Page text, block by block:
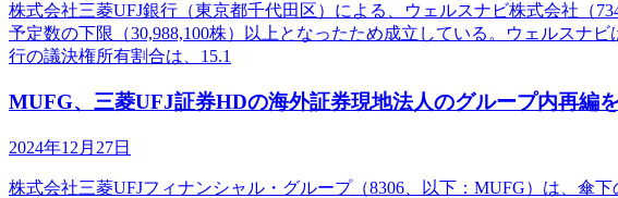
株式会社三菱UFJ銀行（東京都千代田区）による、ウェルスナビ株式会社（
予定数の下限（30,988,100株）以上となったため成立している。ウェルスナ
行の議決権所有割合は、15.1
MUFG、三菱UFJ証券HDの海外証券現地法人のグループ内再編
2024年12月27日
株式会社三菱UFJフィナンシャル・グループ（8306、以下：MUFG）は、傘